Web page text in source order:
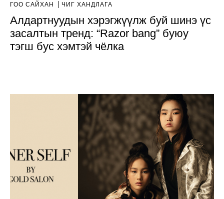
ГОО САЙХАН ЧИГ ХАНДЛАГА
Алдартнуудын хэрэгжүүлж буй шинэ үс
засалтын тренд: “Razor bang” буюу
тэгш бус хэмтэй чёлка